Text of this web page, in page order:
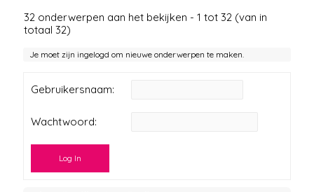
32 onderwerpen aan het bekijken - 1 tot 32 (van in
totaal 32)
Je moet zijn ingelogd om nieuwe onderwerpen te maken.
Gebruikersnaam:
Wachtwoord:
Log In